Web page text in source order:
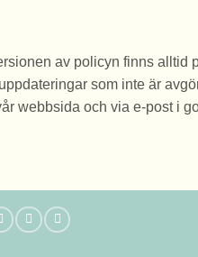
av policyn finns alltid
som inte är
webbsida och via e-post i